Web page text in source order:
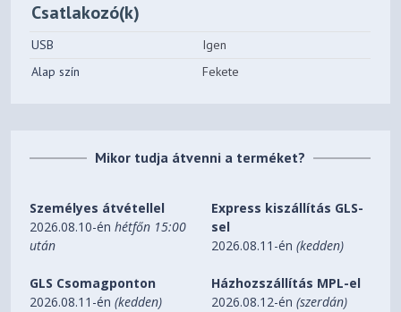
Csatlakozó(k)
USB
Igen
Alap szín
Fekete
Mikor tudja átvenni a terméket?
Személyes átvétellel
2026.08.10-énhétfőn 15:00
után
Express kiszállítás GLS-
sel
2026.08.11-én(kedden)
GLS Csomagponton
2026.08.11-én(kedden)
Házhozszállítás MPL-el
2026.08.12-én(szerdán)